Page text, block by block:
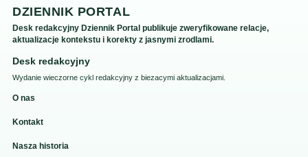
DZIENNIK PORTAL
Desk redakcyjny Dziennik Portal publikuje zweryfikowane relacje,
aktualizacje kontekstu i korekty z jasnymi zrodlami.
Desk redakcyjny
Wydanie wieczorne cykl redakcyjny z biezacymi aktualizacjami.
O nas
Kontakt
Nasza historia